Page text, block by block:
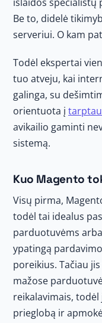
Be to, didelė
serveriui. O kam
Todėl ekspertai
tuo atveju, kai
galinga, su
orientuota į
avikailio gaminti
sistemą.
Kuo Magento
Visų pirma,
todėl tai idealus
parduotuvėms
ypatingą
poreikius. Tačiau
mažose
reikalavimais,
prieglobą ir